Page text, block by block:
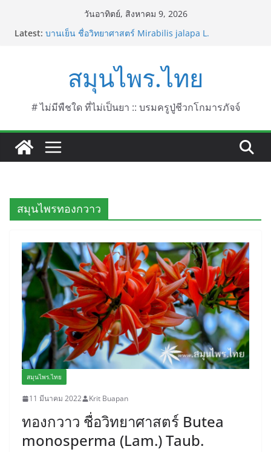
วันอาทิตย์, สิงหาคม 9, 2026
Latest: บานเย็น ชื่อวิทยาศาสตร์ Mirabilis jalapa L.
บานไม่รู้โรยไฟเออร์เวิร์ค ชื่อวิทยาศาสตร์ Gomphrena
pulchella L. (Firework)
บานไม่รู้โรยป่า ชื่อวิทยาศาสตร์ Gomphrena
celosioides Mart.
สมุนไพร.ไทย
# ไม่มีพืชใด ที่ไม่เป็นยา :: บรมครูปู่ชีวกโกมารภัจจ์
สมุนไพรทองกวาว
สมุนไพร.ไทย
11 มีนาคม 2022 Krit Buapan
ทองกวาว ชื่อวิทยาศาสตร์ Butea
monosperma (Lam.) Taub.